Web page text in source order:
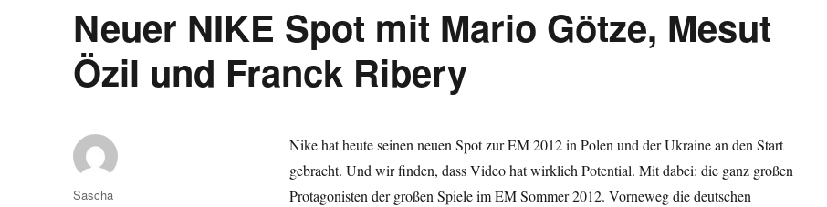
Neuer NIKE Spot mit Mario Götze, Mesut
Özil und Franck Ribery
Nike hat heute seinen neuen Spot zur EM 2012 in Polen und der Ukraine an den Start
gebracht. Und wir finden, dass Video hat wirklich Potential. Mit dabei: die ganz großen
Protagonisten der großen Spiele im EM Sommer 2012. Vorneweg die deutschen
Autor
Sascha